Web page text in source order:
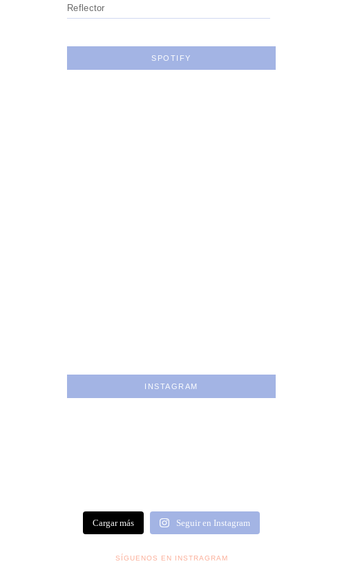
Reflector
SPOTIFY
INSTAGRAM
Cargar más Seguir en Instagram
SÍGUENOS EN INSTRAGRAM